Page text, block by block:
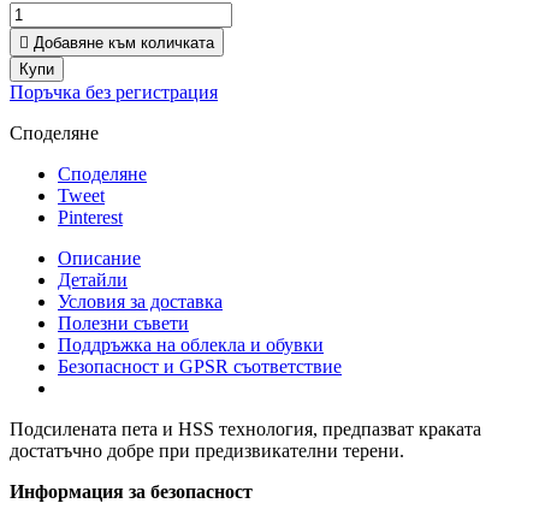
 Добавяне към количката
Купи
Поръчка без регистрация
Споделяне
Споделяне
Tweet
Pinterest
Описание
Детайли
Условия за доставка
Полезни съвети
Поддръжка на облекла и обувки
Безопасност и GPSR съответствие
Подсилената пета и HSS технология, предпазват краката
достатъчно добре при предизвикателни терени.
Информация за безопасност